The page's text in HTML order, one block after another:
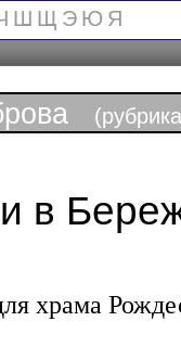
Ш Щ Э Ю Я
в
храма